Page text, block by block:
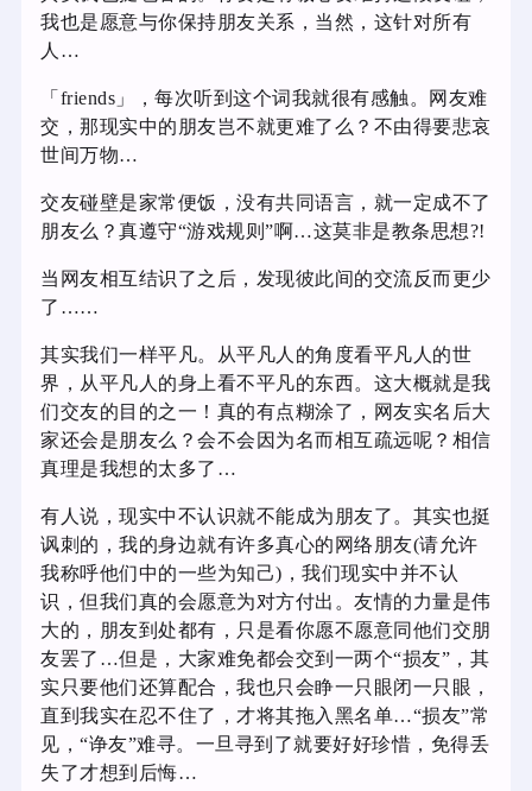
我也是愿意与你保持朋友关系，当然，这针对所有
人…
「friends」，每次听到这个词我就很有感触。网友难
交，那现实中的朋友岂不就更难了么？不由得要悲哀
世间万物…
交友碰壁是家常便饭，没有共同语言，就一定成不了
朋友么？真遵守“游戏规则”啊…这莫非是教条思想?!
当网友相互结识了之后，发现彼此间的交流反而更少
了……
其实我们一样平凡。从平凡人的角度看平凡人的世
界，从平凡人的身上看不平凡的东西。这大概就是我
们交友的目的之一！真的有点糊涂了，网友实名后大
家还会是朋友么？会不会因为名而相互疏远呢？相信
真理是我想的太多了…
有人说，现实中不认识就不能成为朋友了。其实也挺
讽刺的，我的身边就有许多真心的网络朋友(请允许
我称呼他们中的一些为知己)，我们现实中并不认
识，但我们真的会愿意为对方付出。友情的力量是伟
大的，朋友到处都有，只是看你愿不愿意同他们交朋
友罢了…但是，大家难免都会交到一两个“损友”，其
实只要他们还算配合，我也只会睁一只眼闭一只眼，
直到我实在忍不住了，才将其拖入黑名单…“损友”常
见，“诤友”难寻。一旦寻到了就要好好珍惜，免得丢
失了才想到后悔…